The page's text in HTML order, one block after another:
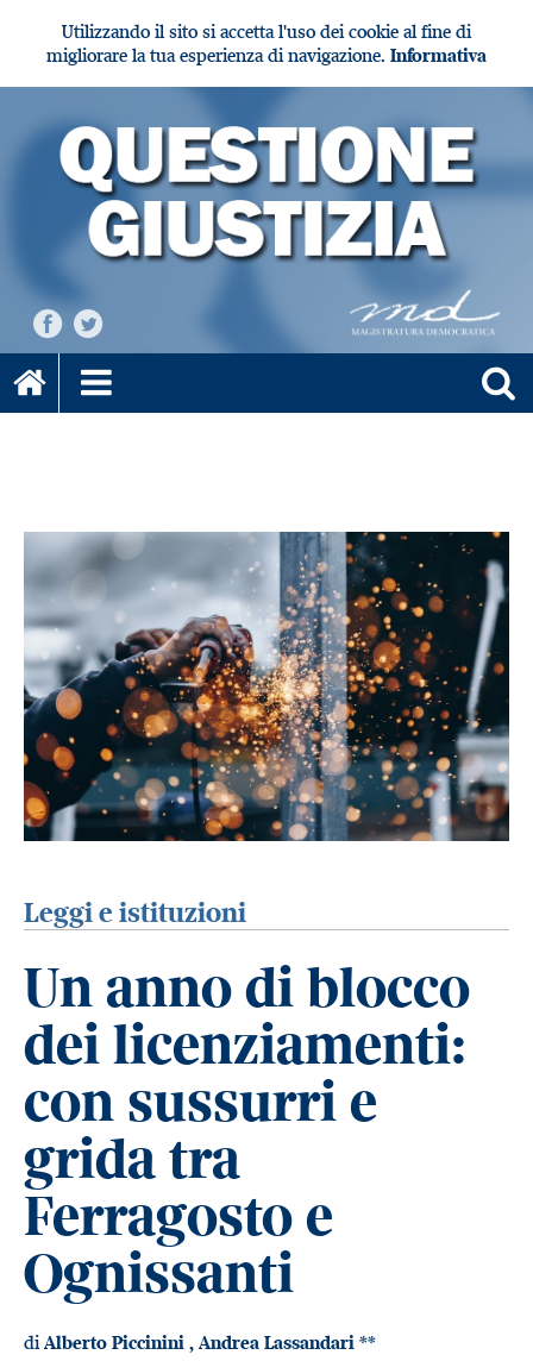
Utilizzando il sito si accetta l'uso dei cookie al fine di
migliorare la tua esperienza di navigazione. Informativa
Leggi e istituzioni
Un anno di blocco
dei licenziamenti:
con sussurri e
grida tra
Ferragosto e
Ognissanti
diAlberto Piccinini , Andrea Lassandari **